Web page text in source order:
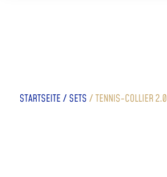
STARTSEITE/ SETS /TENNIS-COLLIER 2.0